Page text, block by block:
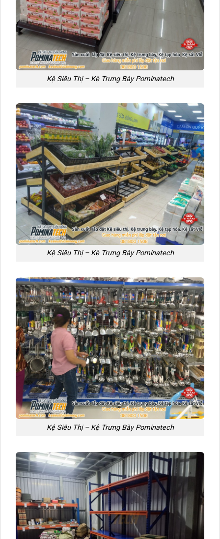
Kệ Siêu Thị – Kệ Trưng Bày Pominatech
Kệ Siêu Thị – Kệ Trưng Bày Pominatech
Kệ Siêu Thị – Kệ Trưng Bày Pominatech